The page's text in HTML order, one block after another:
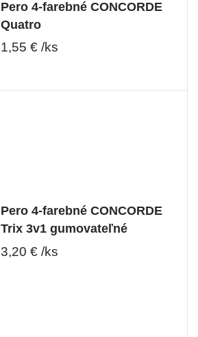
Pero 4-farebné CONCORDE
Quatro
1,55 € /ks
Pero 4-farebné CONCORDE
Trix 3v1 gumovateľné
3,20 € /ks